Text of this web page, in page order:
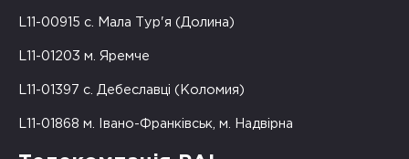
L11-00915 с. Мала Тур'я (Долина)
L11-01203 м. Яремче
L11-01397 с. Дебеславці (Коломия)
L11-01868 м. Івано-Франківськ, м. Надвірна